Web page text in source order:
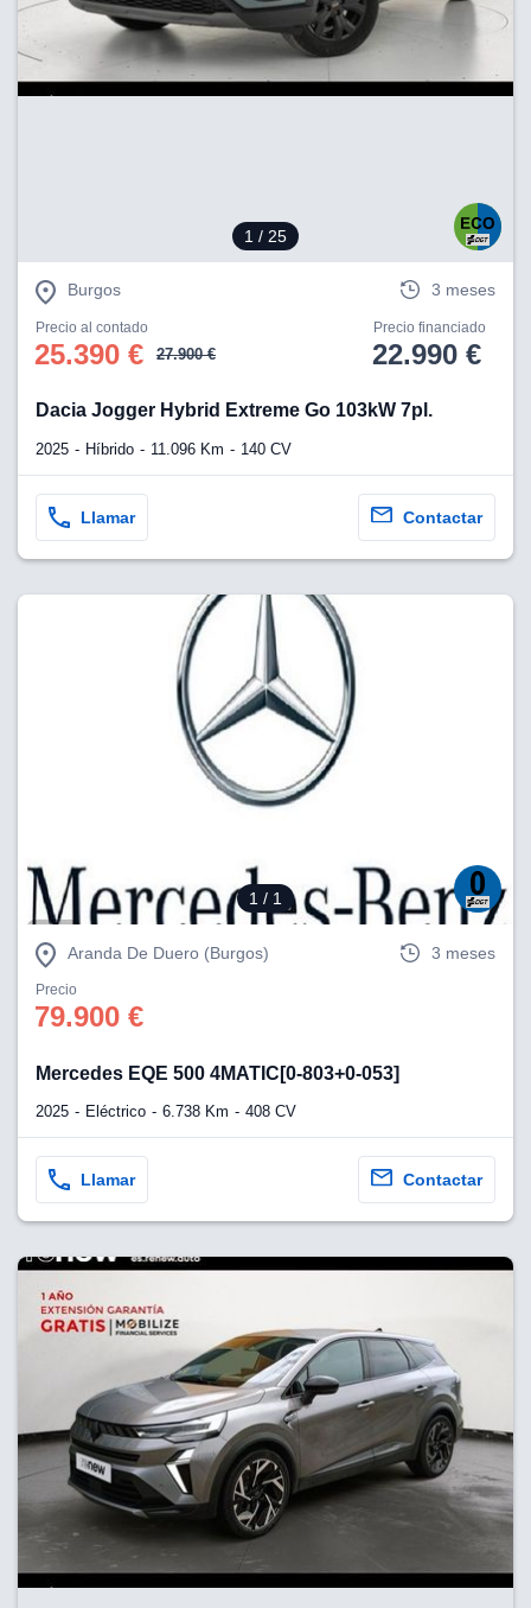
1 / 25
Burgos 3 meses
Precio al contado
25.390 € 27.900 €
Precio financiado
22.990 €
Dacia Jogger Hybrid Extreme Go 103kW 7pl.
2025 Híbrido 11.096 Km 140 CV
Llamar Contactar
1 / 1
Aranda De Duero (Burgos) 3 meses
Precio
79.900 €
Mercedes EQE 500 4MATIC[0-803+0-053]
2025 Eléctrico 6.738 Km 408 CV
Llamar Contactar